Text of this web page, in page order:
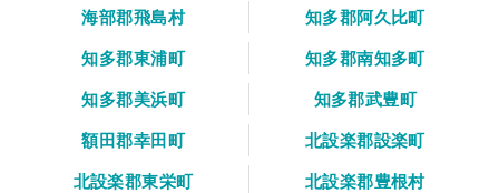
海部郡飛島村
知多郡阿久比町
知多郡東浦町
知多郡南知多町
知多郡美浜町
知多郡武豊町
額田郡幸田町
北設楽郡設楽町
北設楽郡東栄町
北設楽郡豊根村